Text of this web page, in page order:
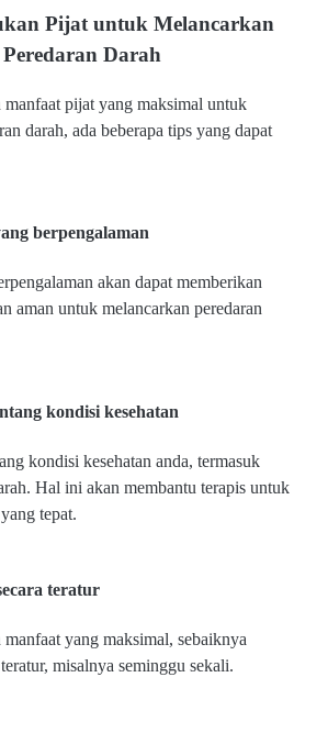
Pijat untuk Melancarkan
Peredaran Darah
pijat yang maksimal untuk
darah, ada beberapa tips yang dapat
berpengalaman
akan dapat memberikan
aman untuk melancarkan peredaran
kondisi kesehatan
kondisi kesehatan anda, termasuk
Hal ini akan membantu terapis untuk
tepat.
teratur
yang maksimal, sebaiknya
misalnya seminggu sekali.